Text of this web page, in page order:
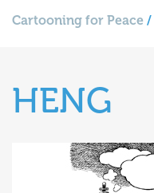
Cartooning for Peace /
HENG